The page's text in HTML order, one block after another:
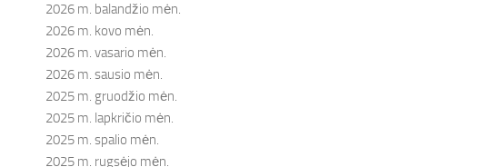
2026 m. balandžio mėn.
2026 m. kovo mėn.
2026 m. vasario mėn.
2026 m. sausio mėn.
2025 m. gruodžio mėn.
2025 m. lapkričio mėn.
2025 m. spalio mėn.
2025 m. rugsėjo mėn.